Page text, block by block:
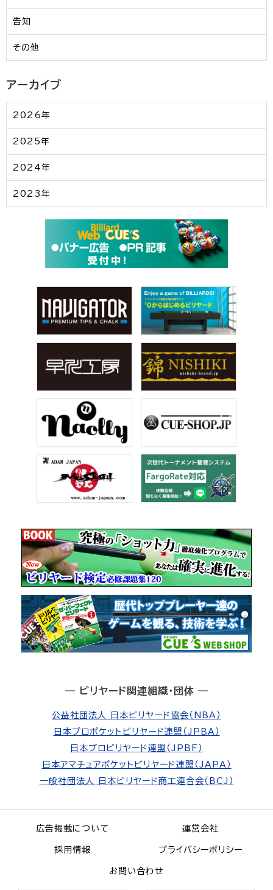
告知
その他
アーカイブ
2026年
2025年
2024年
2023年
― ビリヤード関連組織・団体 ―
公益社団法人 日本ビリヤード協会（NBA）
日本プロポケットビリヤード連盟（JPBA）
日本プロビリヤード連盟（JPBF）
日本アマチュアポケットビリヤード連盟（JAPA）
一般社団法人 日本ビリヤード商工連合会（BCJ）
広告掲載について 運営会社
採用情報 プライバシーポリシー
お問い合わせ